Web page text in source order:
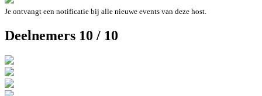
Je ontvangt een notificatie bij alle nieuwe events van deze host.
Deelnemers 10 / 10